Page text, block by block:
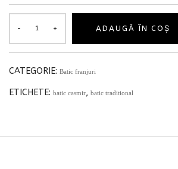
ADAUGĂ ÎN COȘ
CATEGORIE: Batic franjuri
ETICHETE: batic casmir, batic traditional